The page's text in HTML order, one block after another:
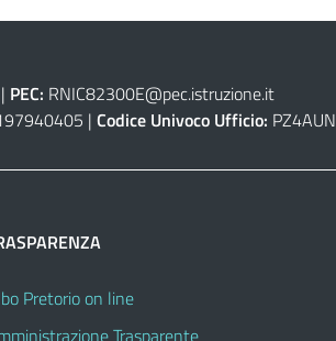
PEC: RNIC82300E@pec.istruzione.it
| Codice Univoco Ufficio: PZ4AUN
Pretorio on line
Trasparente